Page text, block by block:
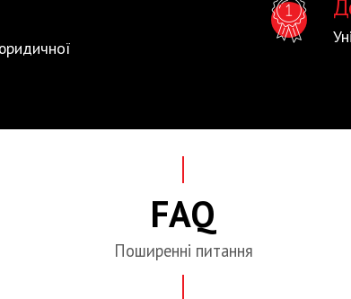
FAQ
Поширенні питання